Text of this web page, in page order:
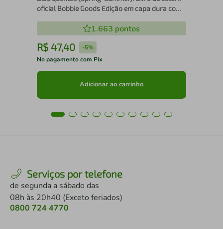
oficial Bobbie Goods Edição em capa dura com
1.663 pontos
R$ 47,40 -5%
No pagamento com Pix
Adicionar ao carrinho
Serviços por telefone
de segunda a sábado das
08h às 20h40 (Exceto feriados)
0800 724 4770